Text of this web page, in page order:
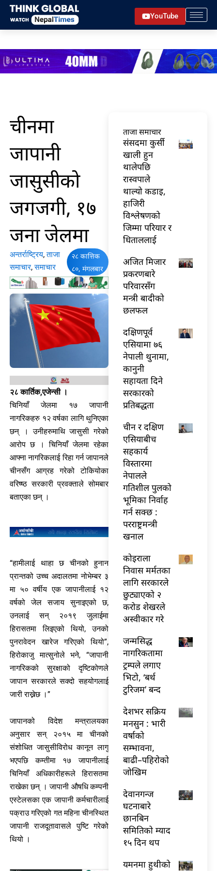
Skip
content
YouTube
चीनमा
जापानी
जासुसीको
जगजगी, १७
जना जेलमा
अन्तर्राष्ट्रिय,ताजा
समाचार,समाचार
२८ कात्तिक
८०, मंगलबार
२८ कार्तिक,एजेन्सी ।
चिनियाँ जेलमा १७ जापानी
नागरिकहरु १२ वर्षका लागि थुनिएका
छन् । उनीहरुमाथि जासुसी गरेको
आरोप छ । चिनियाँ जेलमा रहेका
आफ्ना नागरिकलाई रिहा गर्न जापानले
चीनसँग आग्रह गरेको टोकियोका
वरिष्ष्ठ सरकारी प्रवक्ताले सोमबार
बताएका छन् ।
“हामीलाई थाहा छ चीनको हुनान
प्रान्तको उच्च अदालतमा नोभेम्बर ३
मा ५० वर्षीय एक जापानीलाई १२
वर्षको जेल सजाय सुनाइएको छ,
उनलाई सन् २०१९ जुलाईमा
हिरासतमा लिइएको थियो, उनको
पुनरावेदन खारेज गरिएको थियो”,
हिरोकाजु मात्सुनोले भने, “जापानी
नागरिकको सुरक्षाको दृष्टिकोणले
जापान सरकारले सक्दो सहयोगलाई
जारी राख्नेछ ।”
जापानको विदेश मन्त्रालयका
अनुसार सन् २०१५ मा चीनको
संशोधित जासुसीविरोध कानून लागु
भएपछि कम्तीमा १७ जापानीलाई
चिनियाँ अधिकारीहरूले हिरासतमा
राखेका छन् । जापानी औषधि कम्पनी
एस्टेलसका एक जापानी कर्मचारीलाई
पक्राउ गरिएको गत महिना चीनस्थित
जापानी राजदूतावासले पुष्टि गरेको
थियो ।
ताजा समाचार
संसदमा कुर्सी
खाली हुन
थालेपछि
रास्वपाले
थाल्यो कडाइ,
हाजिरी
विश्लेषणको
जिम्मा परियार र
धिताललाई
अजित मिजार
प्रकरणबारे
परिवारसँग
मन्त्री बादीको
छलफल
दक्षिणपूर्व
एसियामा ७६
नेपाली थुनामा,
कानुनी
सहायता दिने
सरकारको
प्रतिबद्धता
चीन र दक्षिण
एसियाबीच
सहकार्य
विस्तारमा
नेपालले
गतिशील पुलको
भूमिका निर्वाह
गर्न सक्छ :
परराष्ट्रमन्त्री
खनाल
कोइराला
निवास मर्मतका
लागि सरकारले
छुट्याएको २
करोड शेखरले
अस्वीकार गरे
जन्मसिद्ध
नागरिकतामा
ट्रम्पले लगाए
भिटो, ‘बर्थ
टुरिजम’ बन्द
देशभर सक्रिय
मनसुन : भारी
वर्षाको
सम्भावना,
बाढी–पहिरोको
जोखिम
देवानगन्ज
घटनाबारे
छानबिन
समितिको म्याद
१५ दिन थप
यमनमा हुथीको